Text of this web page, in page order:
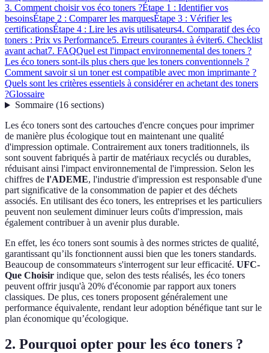
3. Comment choisir vos éco toners ?Étape 1 : Identifier vos
besoinsÉtape 2 : Comparer les marquesÉtape 3 : Vérifier les
certificationsÉtape 4 : Lire les avis utilisateurs4. Comparatif des éco
toners : Prix vs Performance5. Erreurs courantes à éviter6. Checklist
avant achat7. FAQQuel est l'impact environnemental des toners ?
Les éco toners sont-ils plus chers que les toners conventionnels ?
Comment savoir si un toner est compatible avec mon imprimante ?
Quels sont les critères essentiels à considérer en achetant des toners
?Glossaire
Sommaire(16 sections)
Les éco toners sont des cartouches d'encre conçues pour imprimer
de manière plus écologique tout en maintenant une qualité
d'impression optimale. Contrairement aux toners traditionnels, ils
sont souvent fabriqués à partir de matériaux recyclés ou durables,
réduisant ainsi l'impact environnemental de l'impression. Selon les
chiffres de l'ADEME, l'industrie d'impression est responsable d'une
part significative de la consommation de papier et des déchets
associés. En utilisant des éco toners, les entreprises et les particuliers
peuvent non seulement diminuer leurs coûts d'impression, mais
également contribuer à un avenir plus durable.
En effet, les éco toners sont soumis à des normes strictes de qualité,
garantissant qu’ils fonctionnent aussi bien que les toners standards.
Beaucoup de consommateurs s'interrogent sur leur efficacité. UFC-
Que Choisir indique que, selon des tests réalisés, les éco toners
peuvent offrir jusqu'à 20% d'économie par rapport aux toners
classiques. De plus, ces toners proposent généralement une
performance équivalente, rendant leur adoption bénéfique tant sur le
plan économique qu’écologique.
2. Pourquoi opter pour les éco toners ?